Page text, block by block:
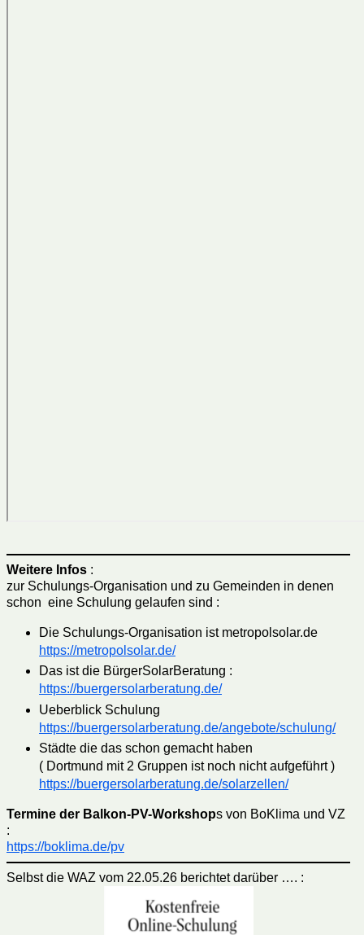
Weitere Infos :
zur Schulungs-Organisation und zu Gemeinden in denen
schon eine Schulung gelaufen sind :
Die Schulungs-Organisation ist metropolsolar.de
https://metropolsolar.de/
Das ist die BürgerSolarBeratung :
https://buergersolarberatung.de/
Ueberblick Schulung
https://buergersolarberatung.de/angebote/schulung/
Städte die das schon gemacht haben
( Dortmund mit 2 Gruppen ist noch nicht aufgeführt )
https://buergersolarberatung.de/solarzellen/
Termine der Balkon-PV-Workshops von BoKlima und VZ
:
https://boklima.de/pv
Selbst die WAZ vom 22.05.26 berichtet darüber …. :